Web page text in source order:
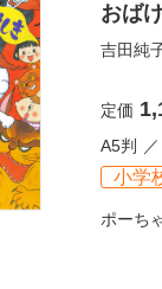
おば
吉田純
定価
A5判
小学
ポーち